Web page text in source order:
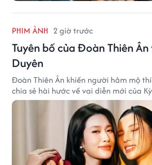
PHIM ẢNH 2 giờ trước
Tuyên bố của Đoàn Thiên Ân
Duyên
Đoàn Thiên Ân khiến người hâm mộ
chia sẻ hài hước về vai diễn mới của